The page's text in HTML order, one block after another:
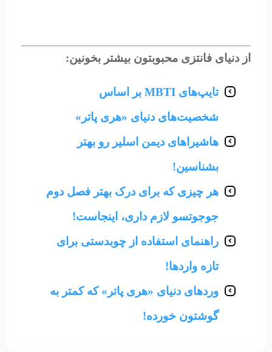
از دنیای فانتزی محبوبتون بیشتر بخونین:
تایپ‌های MBTI بر اساس
شخصیت‌های دنیای «هری پاتر»
هاشیراهای دیمن اسلیر رو بهتر
بشناسین!
هر چیزی که برای درک بهتر فصل دوم
جوجوتسو لازم داری، اینجاست!
راهنمای استفاده از چوبدستی برای
تازه واردها!
وردهای دنیای «هری پاتر» که کمتر به
گوشتون خورده!